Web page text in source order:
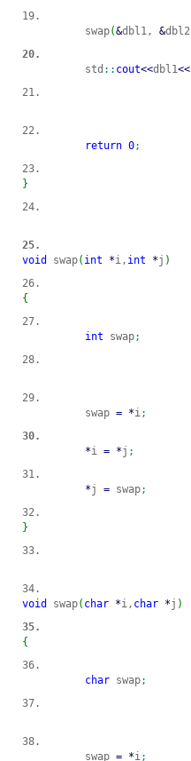
	swap
(&dbl1, &dbl2
	std
:: cout<<dbl1<<
return 0;
}
void swap( int *i, int *j )
{
int swap;
	swap
= *i;
*i = *j ;
*j = swap;
}
void swap( char *i, char *j )
{
char swap;
	swap
= *i;